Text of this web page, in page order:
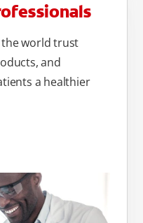
world trust
and
a healthier